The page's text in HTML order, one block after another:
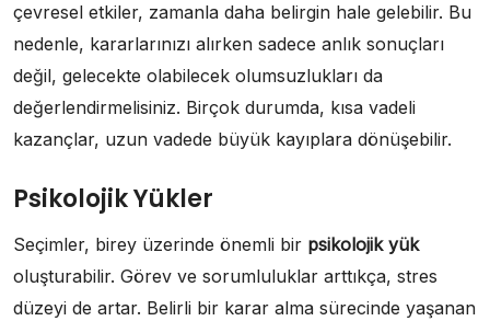
çevresel etkiler, zamanla daha belirgin hale gelebilir. Bu
nedenle, kararlarınızı alırken sadece anlık sonuçları
değil, gelecekte olabilecek olumsuzlukları da
değerlendirmelisiniz. Birçok durumda, kısa vadeli
kazançlar, uzun vadede büyük kayıplara dönüşebilir.
Psikolojik Yükler
Seçimler, birey üzerinde önemli bir psikolojik yük
oluşturabilir. Görev ve sorumluluklar arttıkça, stres
düzeyi de artar. Belirli bir karar alma sürecinde yaşanan